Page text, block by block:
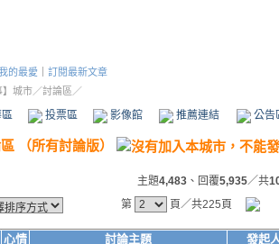
的最愛
訂閱最新文章
】城市／討論區／
投票區 影像館 推薦連結 公告
（所有討論版）
主題4,483 、回覆5,935／共
第
頁／共225頁
心情 討論主題 發起